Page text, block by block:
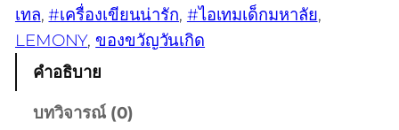
เทล, #เครื่องเขียนน่ารัก, #ไอเทมเด็กมหาลัย
LEMONY, ของขวัญวันเกิด
คำอธิบาย
บทวิจารณ์ (0)